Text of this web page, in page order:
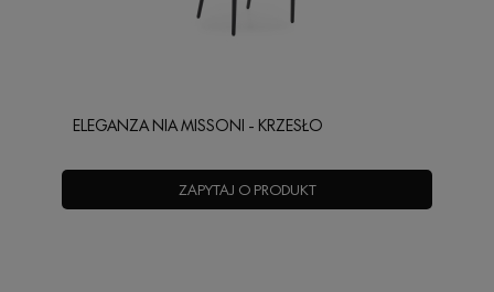
ELEGANZA NIA MISSONI - KRZESŁO
ZAPYTAJ O PRODUKT